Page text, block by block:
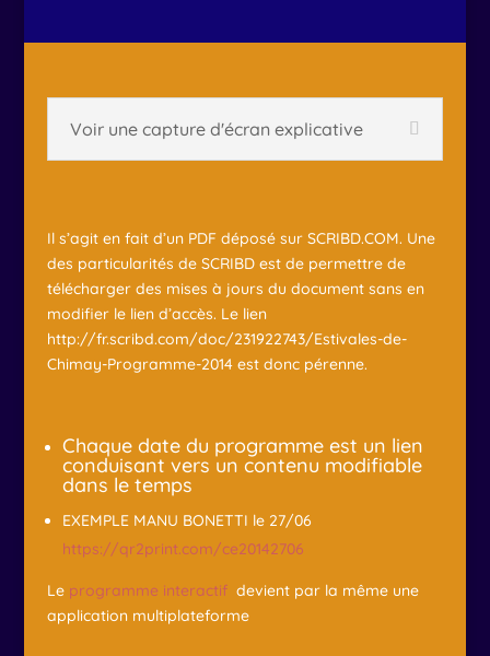
Voir une capture d'écran explicative
Il s’agit en fait d’un PDF déposé sur SCRIBD.COM. Une
des particularités de SCRIBD est de permettre de
télécharger des mises à jours du document sans en
modifier le lien d’accès. Le lien
http://fr.scribd.com/doc/231922743/Estivales-de-
Chimay-Programme-2014 est donc pérenne.
Chaque date du programme est un lien
conduisant vers un contenu modifiable
dans le temps
EXEMPLE MANU BONETTI le 27/06
https://qr2print.com/ce20142706
Leprogramme interactif devient par la même une
application multiplateforme